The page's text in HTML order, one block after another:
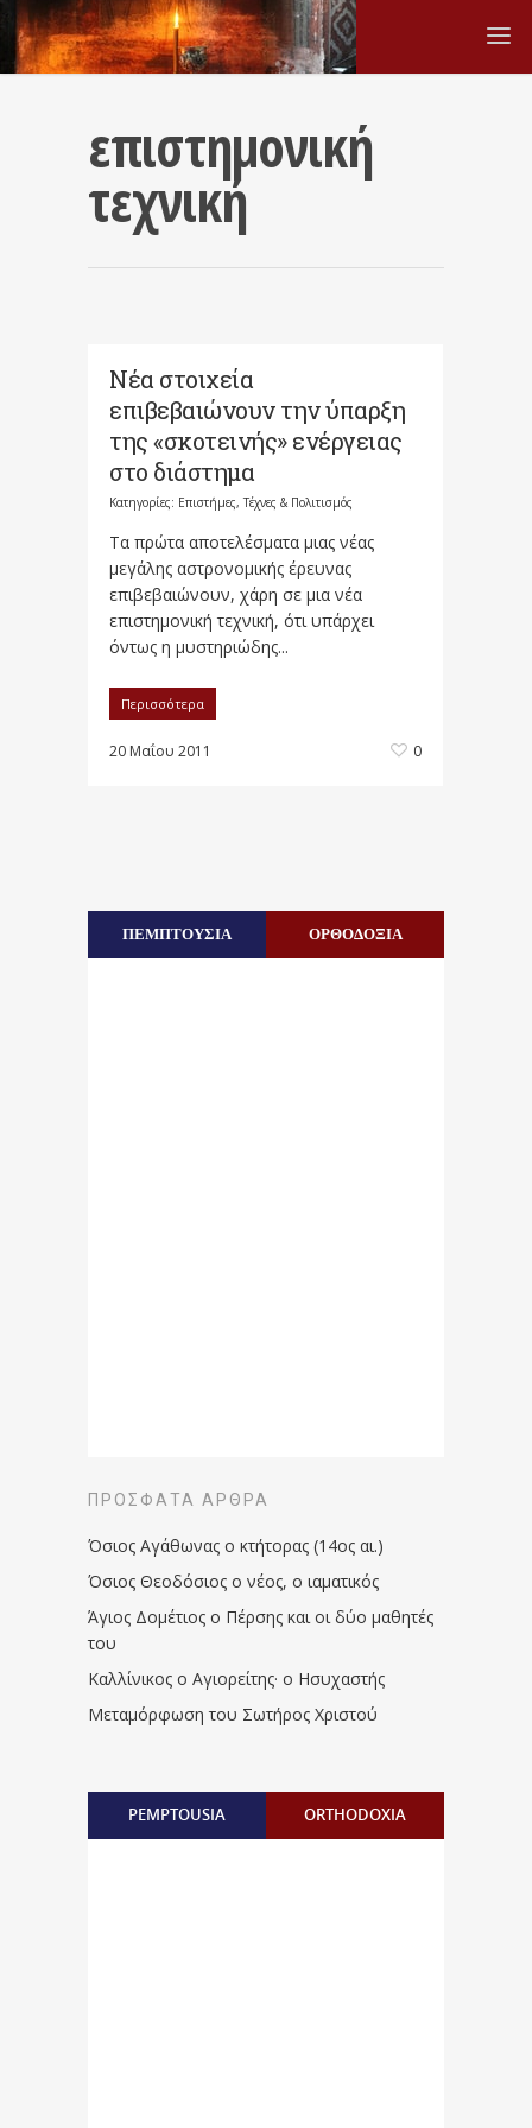
επιστημονική
τεχνική
Νέα στοιχεία
επιβεβαιώνουν την ύπαρξη
της «σκοτεινής» ενέργειας
στο διάστημα
Κατηγορίες: Επιστήμες, Τέχνες & Πολιτισμός
Τα πρώτα αποτελέσματα μιας νέας
μεγάλης αστρονομικής έρευνας
επιβεβαιώνουν, χάρη σε μια νέα
επιστημονική τεχνική, ότι υπάρχει
όντως η μυστηριώδης...
Περισσότερα
20 Μαΐου 2011 0
ΠΕΜΠΤΟΥΣΙΑ ΟΡΘΟΔΟΞΙΑ
ΠΡΌΣΦΑΤΑ ΆΡΘΡΑ
Όσιος Αγάθωνας ο κτήτορας (14ος αι.)
Όσιος Θεοδόσιος ο νέος, ο ιαματικός
Άγιος Δομέτιος ο Πέρσης και οι δύο μαθητές
του
Καλλίνικος ο Αγιορείτης · ο Ησυχαστής
Μεταμόρφωση του Σωτήρος Χριστού
PEMPTOUSIA ORTHODOXIA